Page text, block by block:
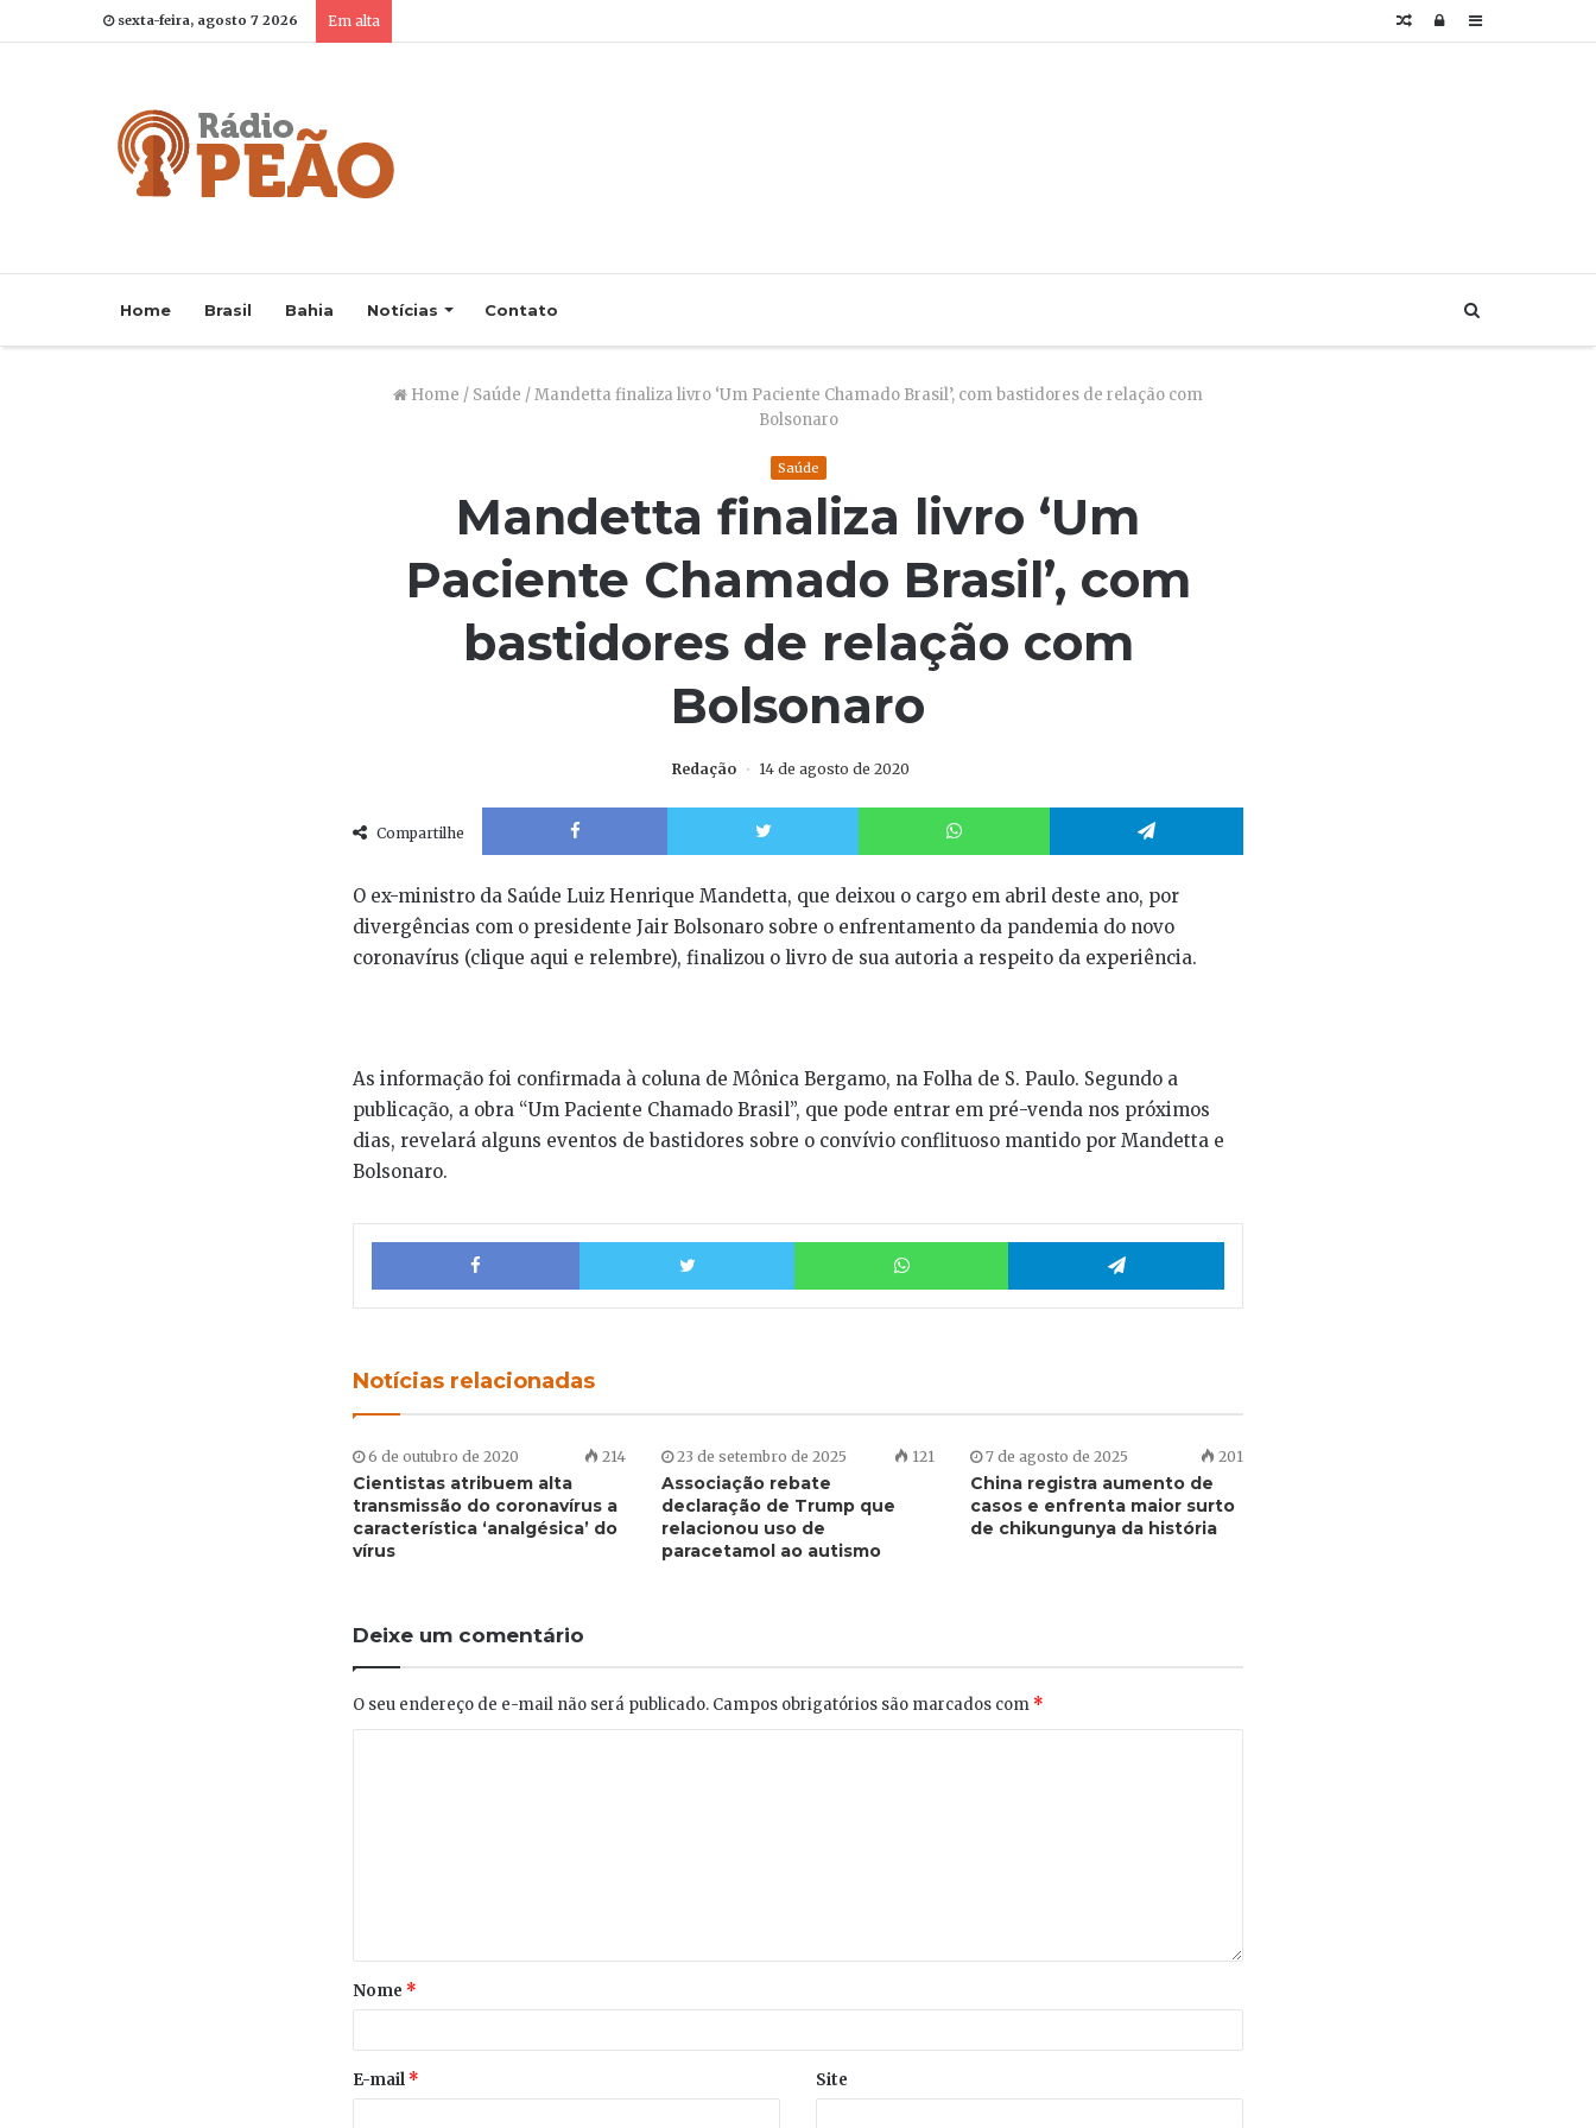
sexta-feira, agosto 7 2026 Em alta Sidebar
Login
Artigo
Home Brasil Bahia Notícias Contato
Home / Saúde /Mandetta finaliza livro ‘Um Paciente Chamado Brasil’, com bastidores de relação com
Bolsonaro
Saúde
Mandetta finaliza livro ‘Um
Paciente Chamado Brasil’, com
bastidores de relação com
Bolsonaro
Redação 14 de agosto de 2020
Compartilhe
Facebook Twitter WhatsApp Telegram
O ex-ministro da Saúde Luiz Henrique Mandetta, que deixou o cargo em abril deste ano, por
divergências com o presidente Jair Bolsonaro sobre o enfrentamento da pandemia do novo
coronavírus (clique aqui e relembre), finalizou o livro de sua autoria a respeito da experiência.
As informação foi confirmada à coluna de Mônica Bergamo, na Folha de S. Paulo. Segundo a
publicação, a obra “Um Paciente Chamado Brasil”, que pode entrar em pré-venda nos próximos
dias, revelará alguns eventos de bastidores sobre o convívio conflituoso mantido por Mandetta e
Bolsonaro.
Facebook Twitter WhatsApp Telegram
Notícias relacionadas
6 de outubro de 2020 214
Cientistas atribuem alta
transmissão do coronavírus a
característica ‘analgésica’ do
vírus
23 de setembro de 2025 121
Associação rebate
declaração de Trump que
relacionou uso de
paracetamol ao autismo
7 de agosto de 2025 201
China registra aumento de
casos e enfrenta maior surto
de chikungunya da história
Deixe um comentário
O seu endereço de e-mail não será publicado. Campos obrigatórios são marcados com *
Nome *
E-mail * Site